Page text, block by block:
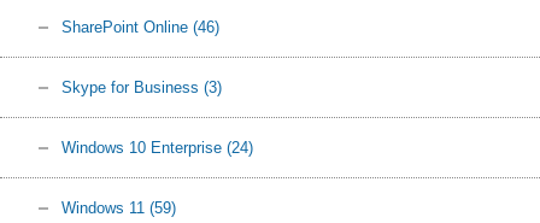
SharePoint Online (46)
Skype for Business (3)
Windows 10 Enterprise (24)
Windows 11 (59)